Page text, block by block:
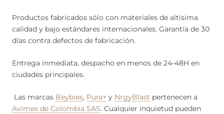
Productos fabricados sólo con materiales de altísima
calidad y bajo estándares internacionales. Garantía de 30
días contra defectos de fabricación.
Entrega inmediata, despacho en menos de 24-48H en
ciudades principales.
Las marcas Beybies, Pura+ y NrgyBlast pertenecen a
Avimex de Colombia SAS. Cualquier inquietud pueden